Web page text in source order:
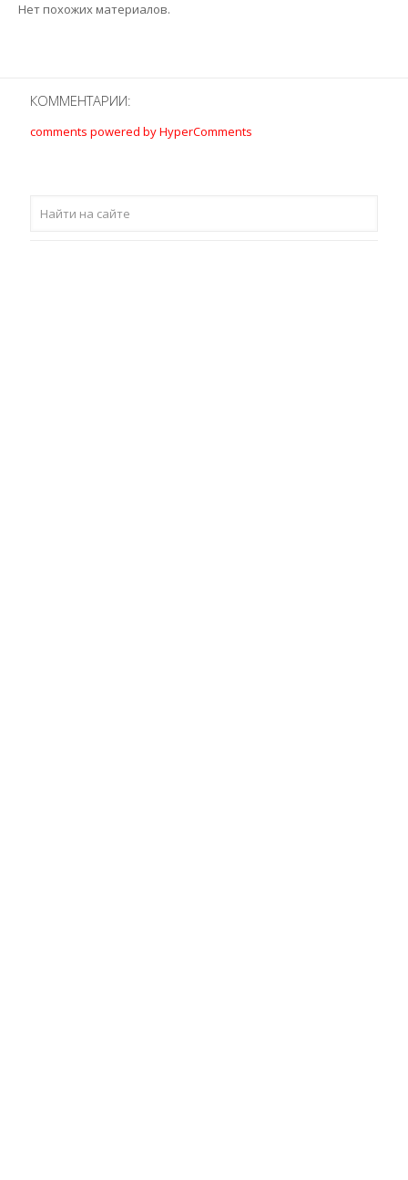
Нет похожих материалов.
КОММЕНТАРИИ:
comments powered by HyperComments